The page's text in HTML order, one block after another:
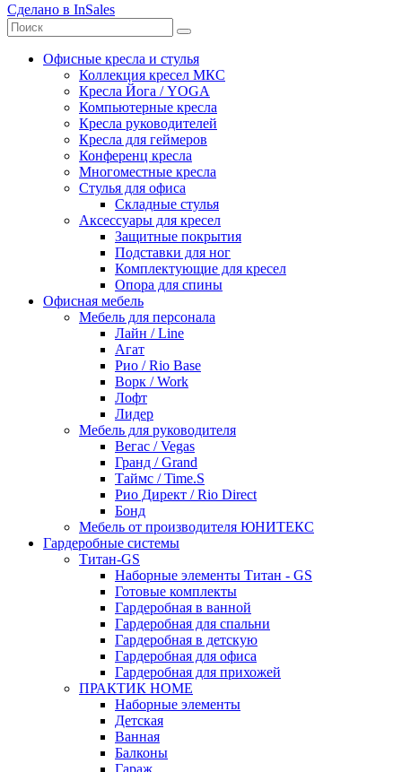
Сделано в InSales
Офисные кресла и стулья
Коллекция кресел МКС
Кресла Йога / YOGA
Компьютерные кресла
Кресла руководителей
Кресла для геймеров
Конференц кресла
Многоместные кресла
Стулья для офиса
Складные стулья
Аксессуары для кресел
Защитные покрытия
Подставки для ног
Комплектующие для кресел
Опора для спины
Офисная мебель
Мебель для персонала
Лайн / Line
Агат
Рио / Rio Base
Ворк / Work
Лофт
Лидер
Мебель для руководителя
Вегас / Vegas
Гранд / Grand
Таймс / Time.S
Рио Директ / Rio Direct
Бонд
Мебель от производителя ЮНИТЕКС
Гардеробные системы
Титан-GS
Наборные элементы Титан - GS
Готовые комплекты
Гардеробная в ванной
Гардеробная для спальни
Гардеробная в детскую
Гардеробная для офиса
Гардеробная для прихожей
ПРАКТИК HOME
Наборные элементы
Детская
Ванная
Балконы
Гараж